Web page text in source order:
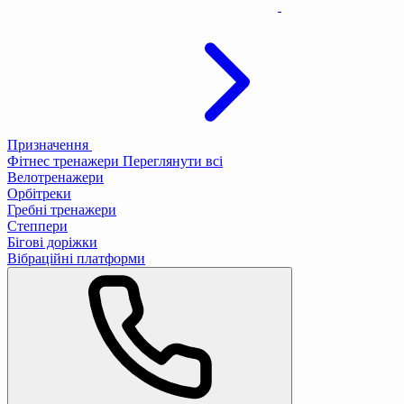
Призначення
Фітнес тренажери Переглянути всі
Велотренажери
Орбітреки
Гребні тренажери
Степпери
Бігові доріжки
Вібраційні платформи